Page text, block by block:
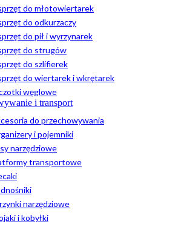
do młotowiertarek
do odkurzaczy
do pił i wyrzynarek
do strugów
do szlifierek
do wiertarek i wkrętarek
węglowe
i transport
do przechowywania
i pojemniki
narzędziowe
transportowe
narzędziowe
i kobyłki